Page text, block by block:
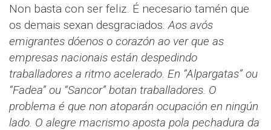
Non basta con ser feliz. É necesario tamén que
os demais sexan desgraciados. Aos avós
emigrantes dóenos o corazón ao ver que as
empresas nacionais están despedindo
traballadores a ritmo acelerado. En “Alpargatas” ou
“Fadea” ou “Sancor” botan traballadores. O
problema é que non atoparán ocupación en ningún
lado. O alegre macrismo aposta pola pechadura da